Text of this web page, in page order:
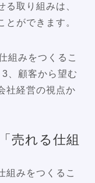
取り組みは、
とができます。
組みをつくるこ
、顧客から望む
社経営の視点か
売れる仕組
組みをつくるこ